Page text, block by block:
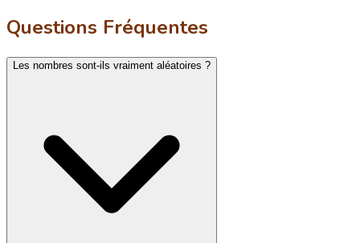
Questions Fréquentes
Les nombres sont-ils vraiment aléatoires ?